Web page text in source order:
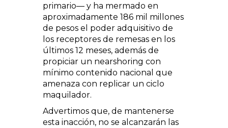
primario— y ha mermado en
aproximadamente 186 mil millones
de pesos el poder adquisitivo de
los receptores de remesas en los
últimos 12 meses, además de
propiciar un nearshoring con
mínimo contenido nacional que
amenaza con replicar un ciclo
maquilador.
Advertimos que, de mantenerse
esta inacción, no se alcanzarán las